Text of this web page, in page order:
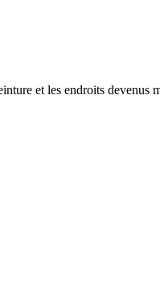
et les endroits devenus